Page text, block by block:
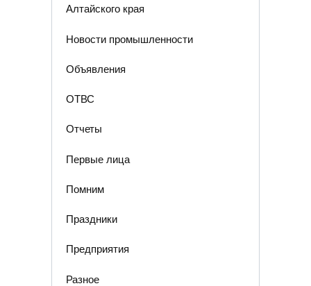
Алтайского края
Новости промышленности
Объявления
ОТВС
Отчеты
Первые лица
Помним
Праздники
Предприятия
Разное